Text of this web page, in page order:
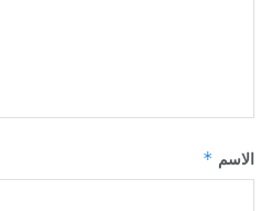
الاسم *